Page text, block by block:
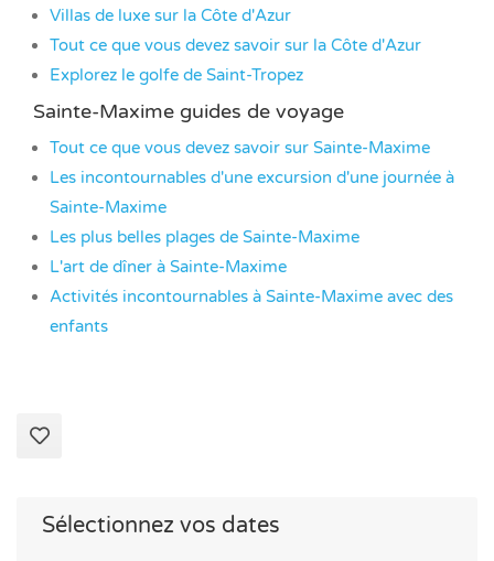
Villas de luxe sur la Côte d'Azur
Tout ce que vous devez savoir sur la Côte d'Azur
Explorez le golfe de Saint-Tropez
Sainte-Maxime guides de voyage
Tout ce que vous devez savoir sur Sainte-Maxime
Les incontournables d'une excursion d'une journée à
Sainte-Maxime
Les plus belles plages de Sainte-Maxime
L'art de dîner à Sainte-Maxime
Activités incontournables à Sainte-Maxime avec des
enfants
Sélectionnez vos dates